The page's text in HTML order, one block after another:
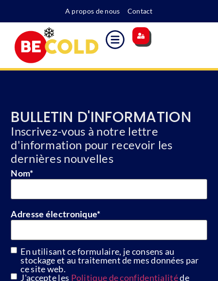
A propos de nous Contact
BULLETIN D'INFORMATION
Inscrivez-vous à notre lettre
d'information pour recevoir les
dernières nouvelles
Nom*
Adresse électronique*
GDPR
En utilisant ce formulaire, je consens au
stockage et au traitement de mes données par
ce site web.
J'accepte les Politique de confidentialitéde